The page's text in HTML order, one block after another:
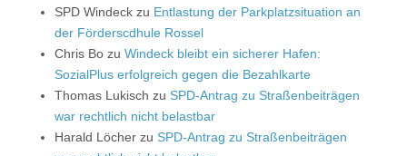
SPD Windeck zu Entlastung der Parkplatzsituation an
der Förderscdhule Rossel
Chris Bo zu Windeck bleibt ein sicherer Hafen:
SozialPlus erfolgreich gegen die Bezahlkarte
Thomas Lukisch zu SPD-Antrag zu Straßenbeiträgen
war rechtlich nicht belastbar
Harald Löcher zu SPD-Antrag zu Straßenbeiträgen